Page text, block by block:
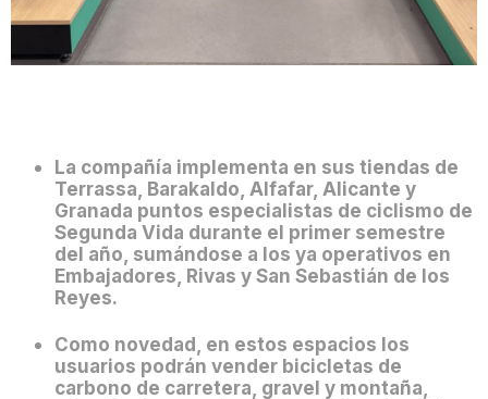
La compañía implementa en sus tiendas de
Terrassa, Barakaldo, Alfafar, Alicante y
Granada puntos especialistas de ciclismo de
Segunda Vida durante el primer semestre
del año, sumándose a los ya operativos en
Embajadores, Rivas y San Sebastián de los
Reyes.
Como novedad, en estos espacios los
usuarios podrán vender bicicletas de
carbono de carretera, gravel y montaña,